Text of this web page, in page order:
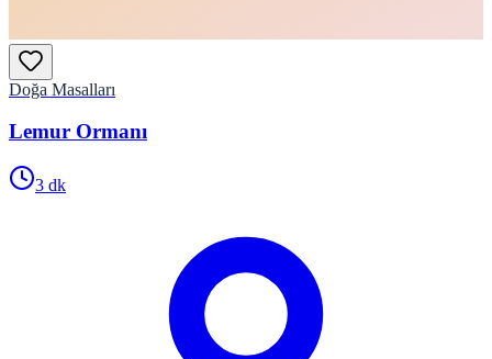
Doğa Masalları
Lemur Ormanı
3 dk